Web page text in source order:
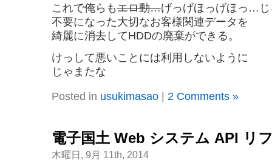
これで俺らもエロ動…げっげほっげほっ…じ
不要になった大切なお客様関連データを
綺麗に消去してHDDの廃棄ができる。
けっして悪いことには利用しないように
じゃまたな
Posted in usukimasao| 2 Comments »
電子国土 Web システム API リ
木曜日, 9月 11th, 2014